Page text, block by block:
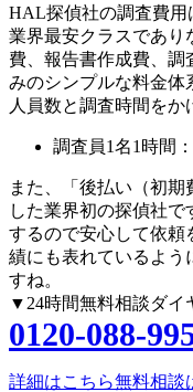
HAL探偵社の調査費用
業界最安クラスであり
費、報告書作成費、調
みのシンプルな料金体
人員数と調査時間をか
調査員1名1時間：
また、 「後払い（初期
した業界初の探偵社
するので安心して依頼
績にも表れているよう
すね。
▼24時間無料相談ダイ
0120-088-
詳細はこちら無料相談